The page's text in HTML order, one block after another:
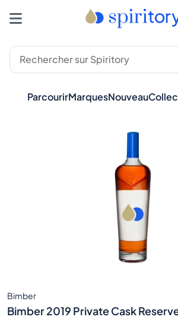
ParcourirMarquesNouveau
Bimber
Bimber 2019 Private Cask